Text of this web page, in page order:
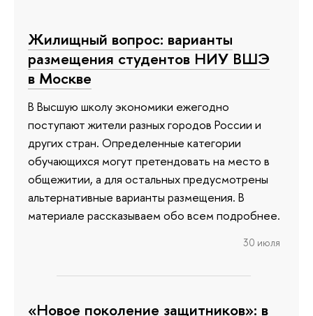
Жилищный вопрос: варианты
размещения студентов НИУ ВШЭ
в Москве
В Высшую школу экономики ежегодно
поступают жители разных городов России и
других стран. Определенные категории
обучающихся могут претендовать на место в
общежитии, а для остальных предусмотрены
альтернативные варианты размещения. В
материале рассказываем обо всем подробнее.
30 июля
«Новое поколение защитников»: в